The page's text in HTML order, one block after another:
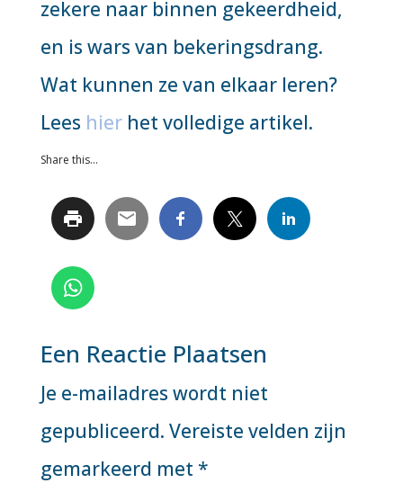
zekere naar binnen gekeerdheid,
en is wars van bekeringsdrang.
Wat kunnen ze van elkaar leren?
Lees hierhet volledige artikel.
Share this...
Een Reactie Plaatsen
Je e-mailadres wordt niet
gepubliceerd. Vereiste velden zijn
gemarkeerd met *